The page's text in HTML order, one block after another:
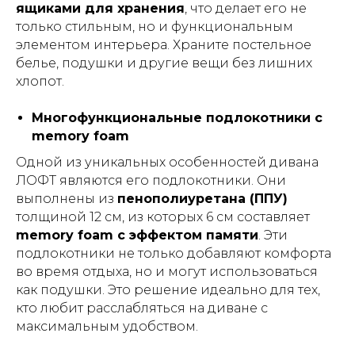
ящиками для хранения, что делает его не
только стильным, но и функциональным
элементом интерьера. Храните постельное
белье, подушки и другие вещи без лишних
хлопот.
Многофункциональные подлокотники с
memory foam
Одной из уникальных особенностей дивана
ЛОФТ являются его подлокотники. Они
выполнены из пенополиуретана (ППУ)
толщиной 12 см, из которых 6 см составляет
memory foam с эффектом памяти. Эти
подлокотники не только добавляют комфорта
во время отдыха, но и могут использоваться
как подушки. Это решение идеально для тех,
кто любит расслабляться на диване с
максимальным удобством.